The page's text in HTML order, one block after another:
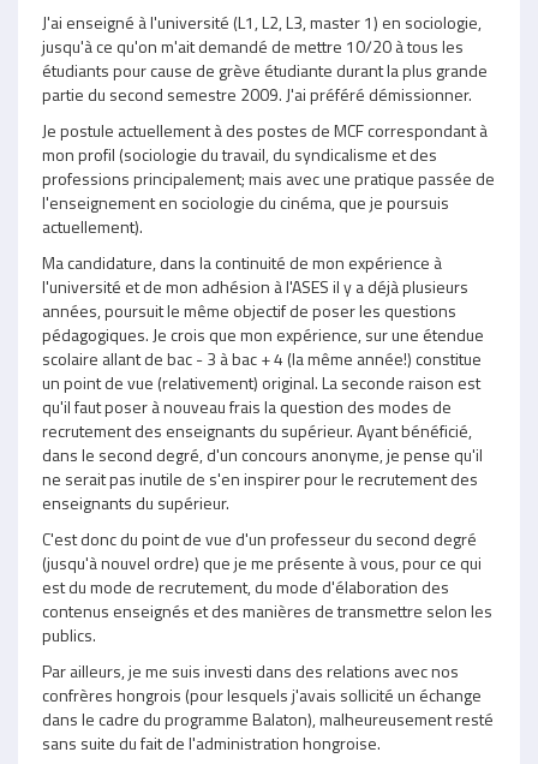
J'ai enseigné à l'université (L1, L2, L3, master 1) en sociologie,
jusqu'à ce qu'on m'ait demandé de mettre 10/20 à tous les
étudiants pour cause de grève étudiante durant la plus grande
partie du second semestre 2009. J'ai préféré démissionner.
Je postule actuellement à des postes de MCF correspondant à
mon profil (sociologie du travail, du syndicalisme et des
professions principalement; mais avec une pratique passée de
l'enseignement en sociologie du cinéma, que je poursuis
actuellement).
Ma candidature, dans la continuité de mon expérience à
l'université et de mon adhésion à l'ASES il y a déjà plusieurs
années, poursuit le même objectif de poser les questions
pédagogiques. Je crois que mon expérience, sur une étendue
scolaire allant de bac - 3 à bac + 4 (la même année!) constitue
un point de vue (relativement) original. La seconde raison est
qu'il faut poser à nouveau frais la question des modes de
recrutement des enseignants du supérieur. Ayant bénéficié,
dans le second degré, d'un concours anonyme, je pense qu'il
ne serait pas inutile de s'en inspirer pour le recrutement des
enseignants du supérieur.
C'est donc du point de vue d'un professeur du second degré
(jusqu'à nouvel ordre) que je me présente à vous, pour ce qui
est du mode de recrutement, du mode d'élaboration des
contenus enseignés et des manières de transmettre selon les
publics.
Par ailleurs, je me suis investi dans des relations avec nos
confrères hongrois (pour lesquels j'avais sollicité un échange
dans le cadre du programme Balaton), malheureusement resté
sans suite du fait de l'administration hongroise.